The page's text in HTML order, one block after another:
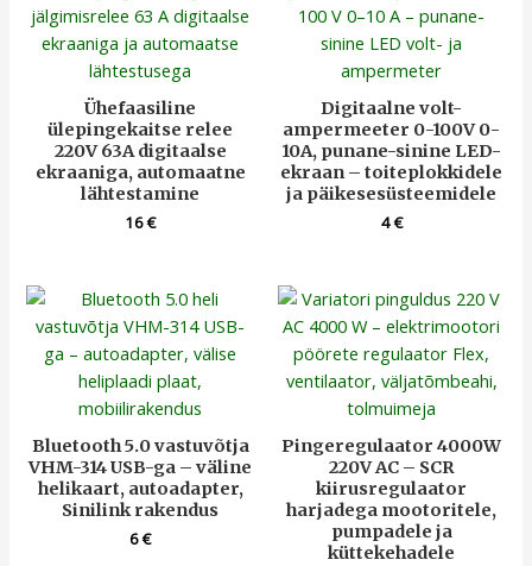
Ühefaasiline
ülepingekaitse relee
220V 63A digitaalse
ekraaniga, automaatne
lähtestamine
16€
Digitaalne volt-
ampermeeter 0-100V 0-
10A, punane-sinine LED-
ekraan – toiteplokkidele
ja päikesesüsteemidele
4€
Bluetooth 5.0 vastuvõtja
VHM-314 USB-ga – väline
helikaart, autoadapter,
Sinilink rakendus
6€
Pingeregulaator 4000W
220V AC – SCR
kiirusregulaator
harjadega mootoritele,
pumpadele ja
küttekehadele